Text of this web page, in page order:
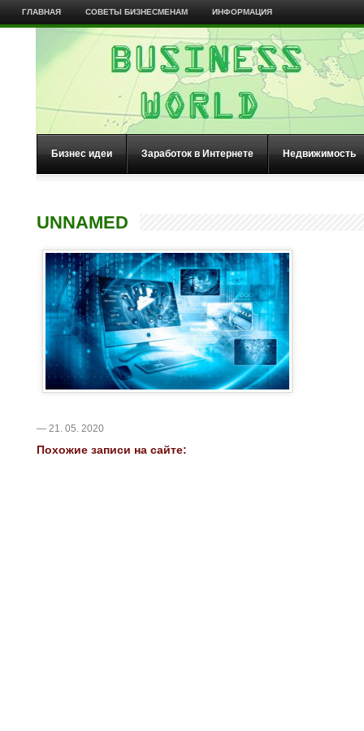
ГЛАВНАЯ СОВЕТЫ БИЗНЕСМЕНАМ ИНФОРМАЦИЯ
Бизнес идеи Заработок в Интернете Недвижимость
UNNAMED
— 21. 05. 2020
Похожие записи на сайте: